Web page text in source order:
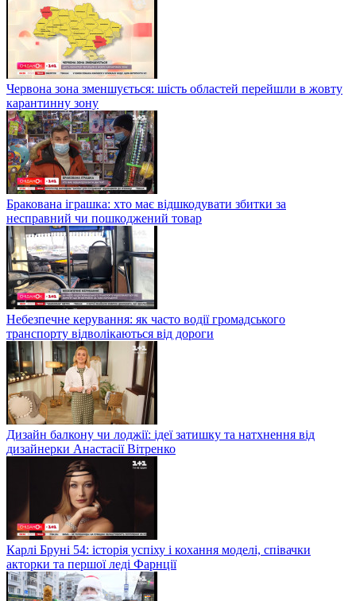
Червона зона зменшується: шість областей перейшли в жовту
карантинну зону
Бракована іграшка: хто має відшкодувати збитки за
несправний чи пошкоджений товар
Небезпечне керування: як часто водії громадського
транспорту відволікаються від дороги
Дизайн балкону чи лоджії: ідеї затишку та натхнення від
дизайнерки Анастасії Вітренко
Карлі Бруні 54: історія успіху і кохання моделі, співачки
акторки та першої леді Фарнції